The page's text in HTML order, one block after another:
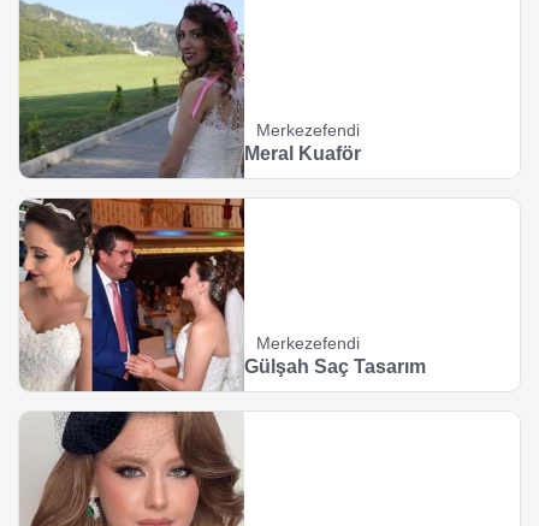
Merkezefendi
Meral Kuaför
Merkezefendi
Gülşah Saç Tasarım